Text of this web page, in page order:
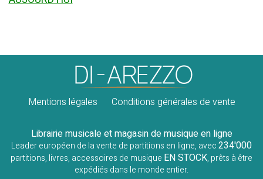
Mentions légales Conditions générales de vente
Librairie musicale et magasin de musique en ligne
Leader européen de la vente de partitions en ligne, avec234'000
partitions, livres, accessoires de musique EN STOCK, prêts à être
expédiés dans le monde entier.